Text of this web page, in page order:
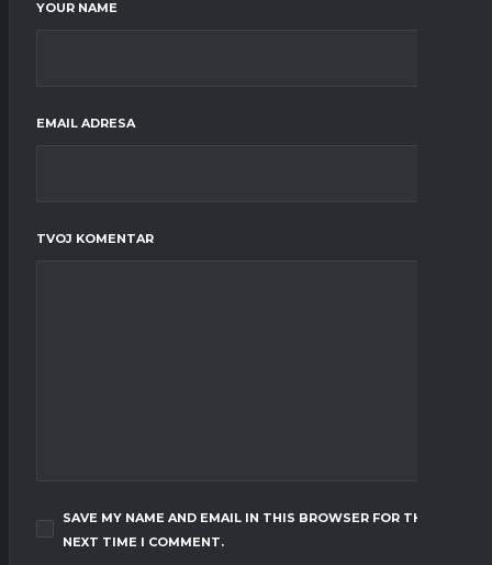
YOUR NAME
EMAIL ADRESA
TVOJ KOMENTAR
SAVE MY NAME AND EMAIL IN THIS BROWSER FOR THE
NEXT TIME I COMMENT.